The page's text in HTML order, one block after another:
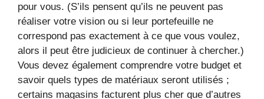
pour vous. (S’ils pensent qu’ils ne peuvent pas
réaliser votre vision ou si leur portefeuille ne
correspond pas exactement à ce que vous voulez,
alors il peut être judicieux de continuer à chercher.)
Vous devez également comprendre votre budget et
savoir quels types de matériaux seront utilisés ;
certains magasins facturent plus cher que d’autres